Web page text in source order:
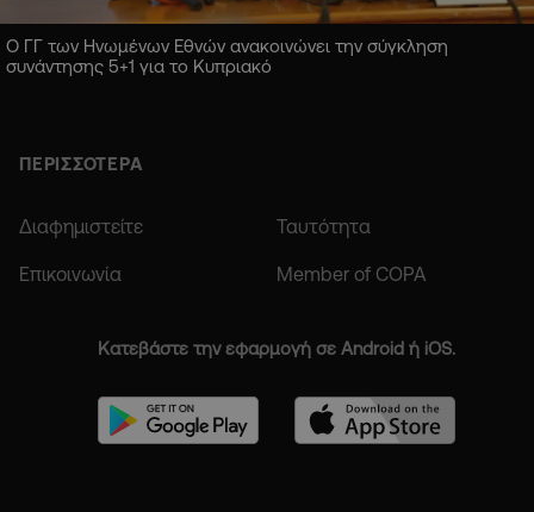
Ο ΓΓ των Ηνωμένων Εθνών ανακοινώνει την σύγκληση
συνάντησης 5+1 για το Κυπριακό
ΠΕΡΙΣΣΟΤΕΡΑ
Διαφημιστείτε Ταυτότητα
Επικοινωνία Member of COPA
Κατεβάστε την εφαρμογή σε Android ή iOS.